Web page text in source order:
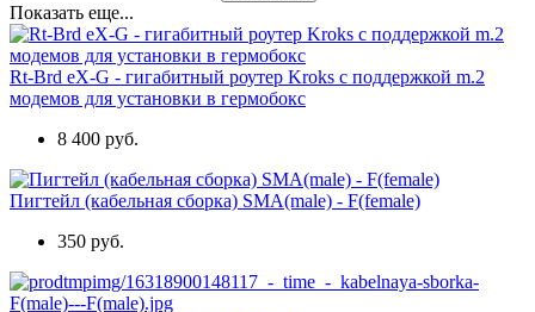
Показать еще...
Rt-Brd eX-G - гигабитный роутер Kroks с поддержкой m.2
модемов для установки в гермобокс
8 400 руб.
Пигтейл (кабельная сборка) SMA(male) - F(female)
350 руб.